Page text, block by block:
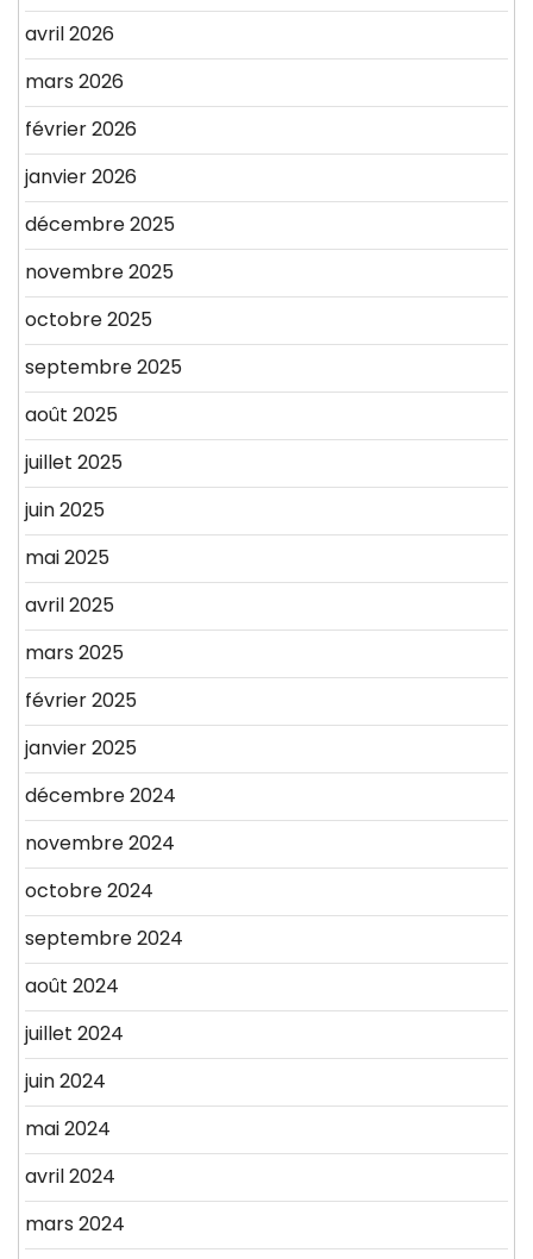
avril 2026
mars 2026
février 2026
janvier 2026
décembre 2025
novembre 2025
octobre 2025
septembre 2025
août 2025
juillet 2025
juin 2025
mai 2025
avril 2025
mars 2025
février 2025
janvier 2025
décembre 2024
novembre 2024
octobre 2024
septembre 2024
août 2024
juillet 2024
juin 2024
mai 2024
avril 2024
mars 2024